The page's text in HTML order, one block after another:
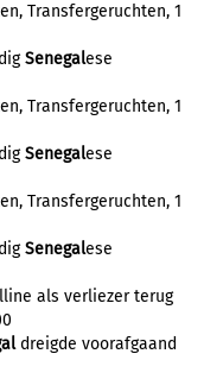
Transfergeruchten, 1
Senegalese
Transfergeruchten, 1
Senegalese
Transfergeruchten, 1
Senegalese
als verliezer terug
dreigde voorafgaand